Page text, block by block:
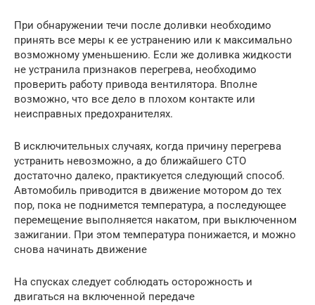
При обнаружении течи после доливки необходимо
принять все меры к ее устранению или к максимально
возможному уменьшению. Если же доливка жидкости
не устранила признаков перегрева, необходимо
проверить работу привода вентилятора. Вполне
возможно, что все дело в плохом контакте или
неисправных предохранителях.
В исключительных случаях, когда причину перегрева
устранить невозможно, а до ближайшего СТО
достаточно далеко, практикуется следующий способ.
Автомобиль приводится в движение мотором до тех
пор, пока не поднимется температура, а последующее
перемещение выполняется накатом, при выключенном
зажигании. При этом температура понижается, и можно
снова начинать движение
На спусках следует соблюдать осторожность и
двигаться на включенной передаче